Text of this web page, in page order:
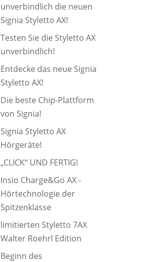
unverbindlich die neuen
Signia Styletto AX!
Testen Sie die Styletto AX
unverbindlich!
Entdecke das neue Signia
Styletto AX!
Die beste Chip-Plattform
von Signia!
Signia Styletto AX
Hörgeräte!
„CLICK“ UND FERTIG!
Insio Charge&Go AX -
Hörtechnologie der
Spitzenklasse
limitierten Styletto 7AX
Walter Roehrl Edition
Beginn des